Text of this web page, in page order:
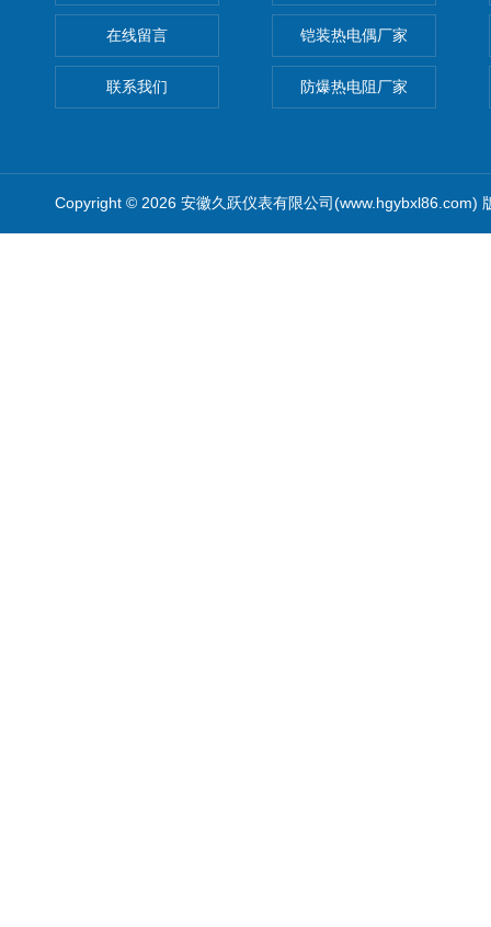
在线留言
联系我们
铠装热电偶厂家
防爆热电阻厂家
Copyright © 2026 安徽久跃仪表有限公司(www.hgybxl86.com)